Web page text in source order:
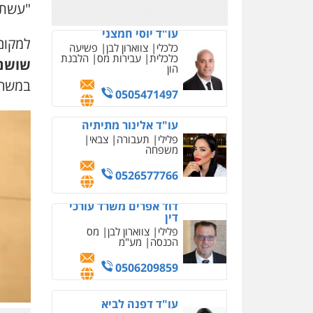
עו"ד יוסי חמצני
כלכלי צווארון לבן פשיעה
כלכלית עבירות מס הלבנת
הון
0505471497
עו"ד אלינור מתיתיה
פלילי תעבורה צבאי
משפחה
0526577766
דוד אפרים משרד עורכי
דין
פלילי צווארון לבן מס
הכנסה מע"מ
0506209859
עו"ד דפנה לביא